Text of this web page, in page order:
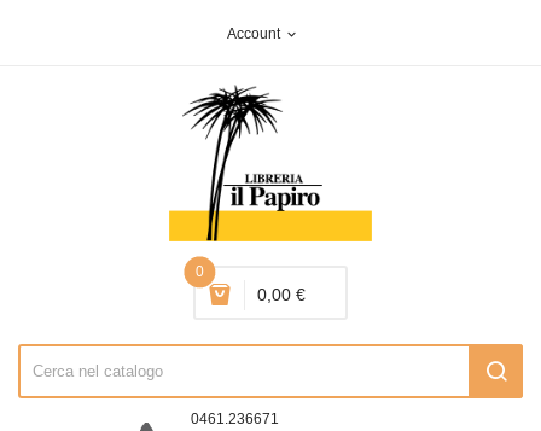
Account expand_more
0
0,00 €
0461.236671